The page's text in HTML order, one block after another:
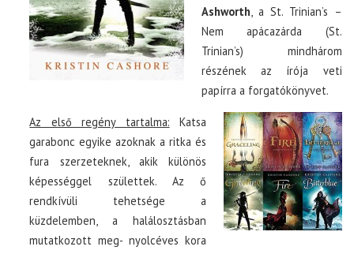
Ashworth, a St. Trinian’s –
Nem apácazárda (St.
Trinian’s) mindhárom
részének az írója veti
papírra a forgatókönyvet.
Az első regény tartalma: Katsa
garabonc egyike azoknak a ritka és
fura szerzeteknek, akik különös
képességgel születtek. Az ő
rendkívüli tehetsége a
küzdelemben, a halálosztásban
mutatkozott meg- nyolcéves kora